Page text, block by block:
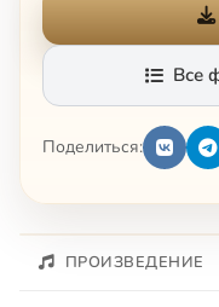
Все
Поделиться:
ПРОИЗВЕДЕНИЕ